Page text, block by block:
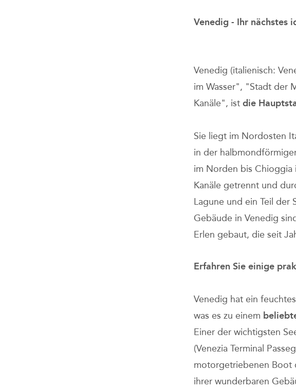
Venedig - Ihr nächstes
Venedig (italienisch:
im Wasser", "Stadt der
Kanäle", ist die
Sie liegt im Nordosten
in der
im Norden bis Chioggia
Kanäle getrennt und
Lagune und ein Teil der
Gebäude in Venedig
Erlen gebaut, die seit
Erfahren Sie einige
Venedig hat ein
was es zu einem
Einer der wichtigsten
(Venezia Terminal
motorgetriebenen Boot
ihrer wunderbaren